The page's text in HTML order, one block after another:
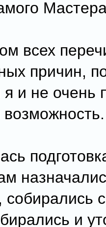
всех
причин,
я и не очень
и